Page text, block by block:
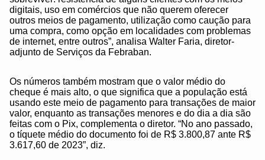
digitais, uso em comércios que não querem oferecer
outros meios de pagamento, utilização como caução para
uma compra, como opção em localidades com problemas
de internet, entre outros”, analisa Walter Faria, diretor-
adjunto de Serviços da Febraban.
Os números também mostram que o valor médio do
cheque é mais alto, o que significa que a população está
usando este meio de pagamento para transações de maior
valor, enquanto as transações menores e do dia a dia são
feitas com o Pix, complementa o diretor. “No ano passado,
o tíquete médio do documento foi de R$ 3.800,87 ante R$
3.617,60 de 2023”, diz.